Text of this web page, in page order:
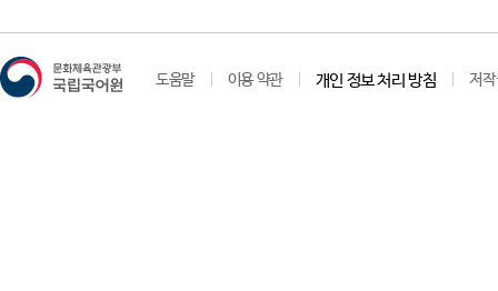
도움말 이용 약관 개인 정보 처리 방침 저